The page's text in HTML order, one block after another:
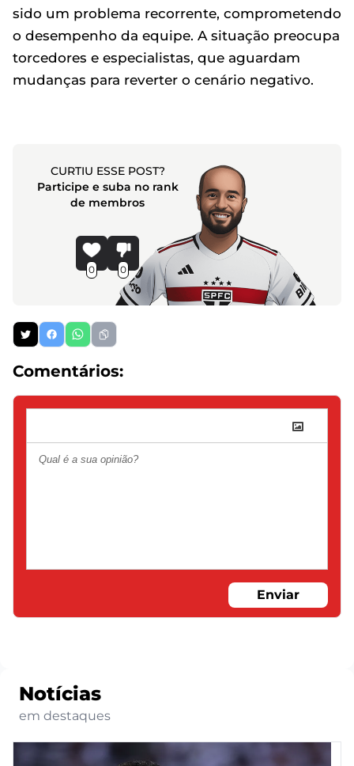
sido um problema recorrente, comprometendo
o desempenho da equipe. A situação preocupa
torcedores e especialistas, que aguardam
mudanças para reverter o cenário negativo.
CURTIU ESSE POST?
Participe e suba no rank
de membros
0 0
Comentários:
Enviar
Notícias
em destaques